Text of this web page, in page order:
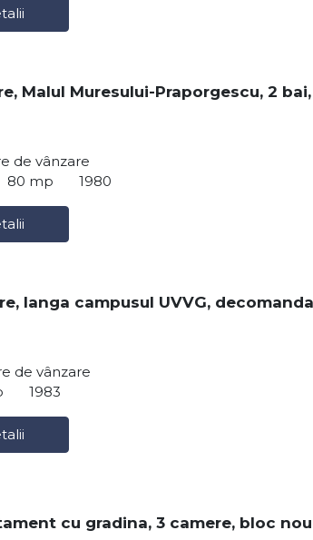
Malul Muresului-Praporgescu, 2 bai,
de vânzare
80 mp 1980
langa campusul UVVG,
de vânzare
1983
cu gradina, 3 camere, bloc nou